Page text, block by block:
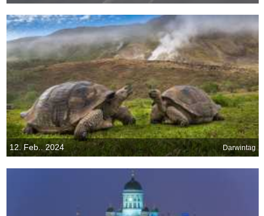
12. Feb.. 2024 Darwintag